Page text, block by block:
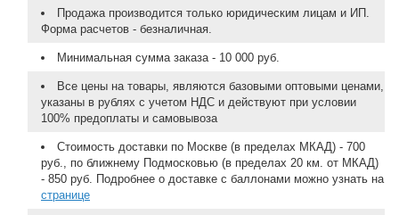
Продажа производится только юридическим лицам и ИП.
Форма расчетов - безналичная.
Минимальная сумма заказа - 10 000 руб.
Все цены на товары, являются базовыми оптовыми ценами,
указаны в рублях с учетом НДС и действуют при условии
100% предоплаты и самовывоза
Стоимость доставки по Москве (в пределах МКАД) - 700
руб., по ближнему Подмосковью (в пределах 20 км. от МКАД)
- 850 руб. Подробнее о доставке с баллонами можно узнать на
странице